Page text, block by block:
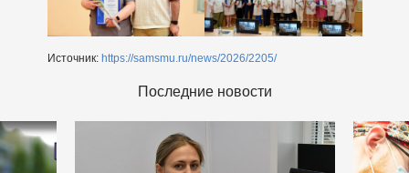
Источник: https://samsmu.ru/news/2026/2205/
Последние новости